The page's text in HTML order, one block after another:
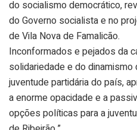
do socialismo democrático,
do Governo socialista e no
de Vila Nova de Famalicão.
Inconformados e pejados da
solidariedade e do
juventude partidária do país,
a enorme opacidade e a
opções políticas para a